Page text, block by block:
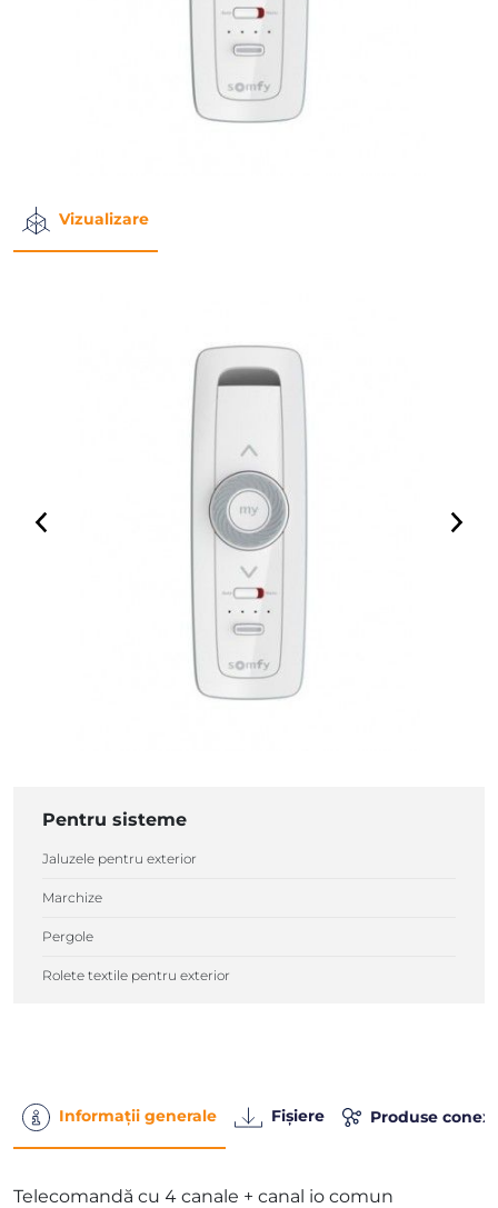
Pentru sisteme
Jaluzele pentru exterior
Marchize
Pergole
Rolete textile pentru exterior
Vizualizare
Informații generale Fișiere Produse
Telecomandă cu 4 canale + canal io comun